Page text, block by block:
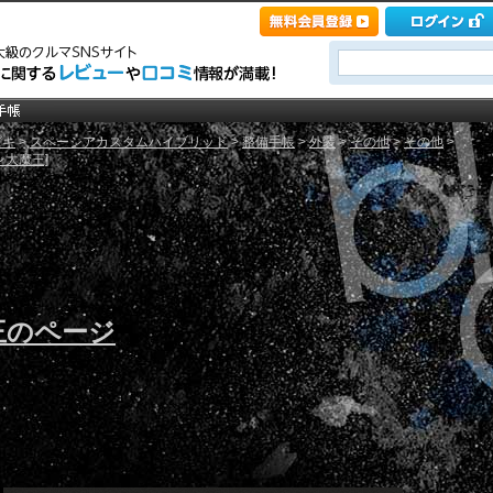
>スペーシアカスタムハイブリッド>整備手帳>外装>その他>その他>
大魔王]
ページ